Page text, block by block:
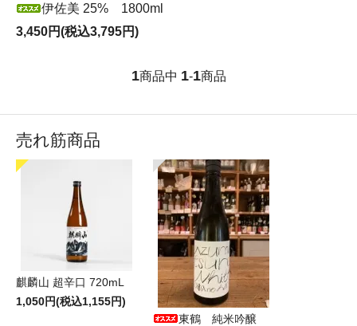
伊佐美 25% 1800ml
3,450円(税込3,795円)
1商品中 1-1商品
売れ筋商品
麒麟山 超辛口 720mL
1,050円(税込1,155円)
東鶴 純米吟醸